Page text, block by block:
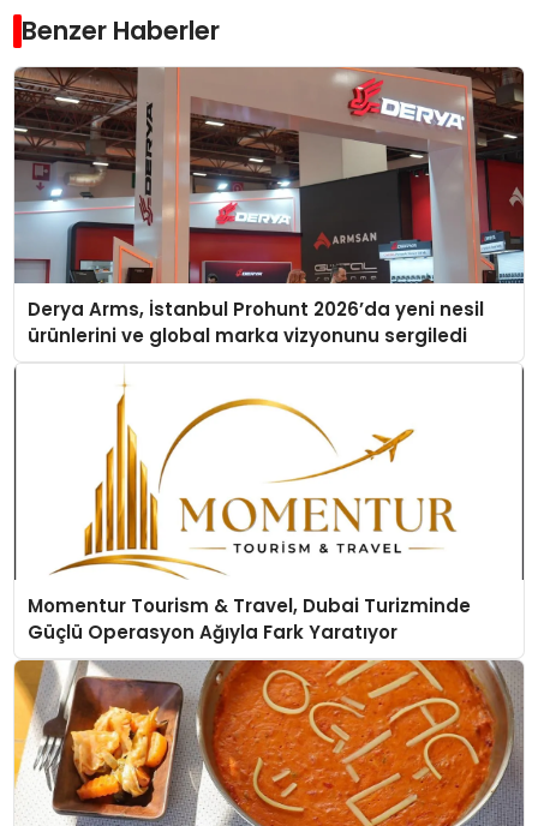
Benzer Haberler
Derya Arms, İstanbul Prohunt 2026’da yeni nesil
ürünlerini ve global marka vizyonunu sergiledi
Momentur Tourism & Travel, Dubai Turizminde
Güçlü Operasyon Ağıyla Fark Yaratıyor